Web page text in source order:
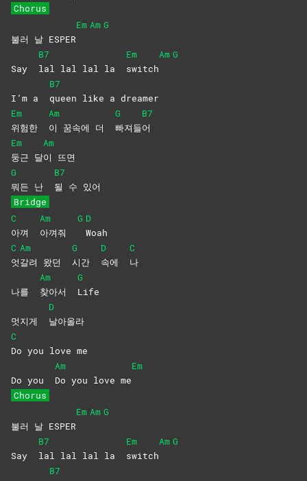
Chorus
불러 날 ESPER
Em Am G
Say
B7
lal lal lal la
Em
switch
Am G
I’m a
B7
queen like a dreamer
Em
위험한
Am
이 꿈속에 더
G
빠져들
B7
어
Em
둥근 달
Am
이 뜨면
G
뭐든 난
B7
될 수 있어
Bridge
C
아껴
Am
아껴줘
G D
Woah
C
엇
Am
갈려 왔던
G
시간
D
속에
C
나
나를
Am
찾아서
G
Life
멋지게
D
날아올라
C
Do you love me
Do you
Am
Do you love me
Em
Chorus
불러 날 ESPER
Em Am G
Say
B7
lal lal lal la
Em
switch
Am G
B7